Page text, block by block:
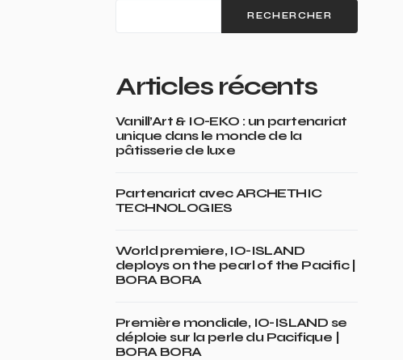
RECHERCHER
Articles récents
Vanill’Art & IO-EKO : un partenariat
unique dans le monde de la
pâtisserie de luxe
Partenariat avec ARCHETHIC
TECHNOLOGIES
World premiere, IO-ISLAND
deploys on the pearl of the Pacific |
BORA BORA
Première mondiale, IO-ISLAND se
déploie sur la perle du Pacifique |
BORA BORA